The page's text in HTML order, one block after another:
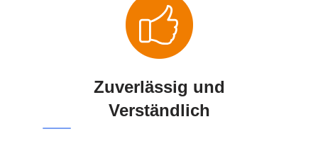
Zuverlässig und
Verständlich